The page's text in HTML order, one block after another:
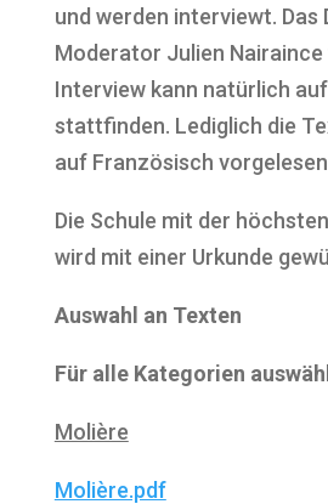
und werden interviewt. Das
Moderator Julien
Interview kann natürlich
stattfinden. Lediglich die
auf Französisch
Die Schule mit der
wird mit einer Urkunde
Auswahl an Texten
Für alle Kategorien
Molière
Molière.pdf